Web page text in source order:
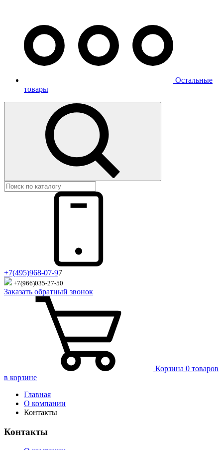
Остальные
товары
+7(495)968-07-97
+7(966)035-27-50
Заказать обратный звонок
Корзина 0 товаров
в корзине
Главная
О компании
Контакты
Контакты